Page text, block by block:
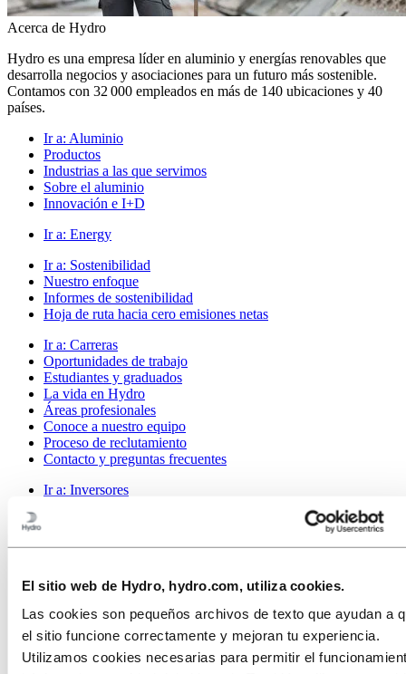
El sitio web de Hydro, hydro.com, utiliza cookies.
Las cookies son pequeños archivos de texto que ayudan a
el sitio funcione correctamente y mejoran tu experiencia.
Utilizamos cookies necesarias para permitir el
Acerca de Hydro
Hydro es una empresa líder en aluminio y energías renovables que
desarrolla negocios y asociaciones para un futuro más sostenible.
Contamos con 32 000 empleados en más de 140 ubicaciones y 40
países.
Ir a: Aluminio
Productos
Industrias a las que servimos
Sobre el aluminio
Innovación e I+D
Ir a: Energy
Ir a: Sostenibilidad
Nuestro enfoque
Informes de sostenibilidad
Hoja de ruta hacia cero emisiones netas
Ir a: Carreras
Oportunidades de trabajo
Estudiantes y graduados
La vida en Hydro
Áreas profesionales
Conoce a nuestro equipo
Proceso de reclutamiento
Contacto y preguntas frecuentes
Ir a: Inversores
Contacto Prensa
Hydro de un vistazo
Ir a:Acerca de Hydro
Esto es Hydro
Industrias que importan